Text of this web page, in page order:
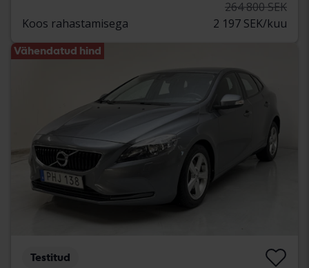
264 800 SEK
Koos rahastamisega
2 197 SEK/kuu
Vähendatud hind
Testitud